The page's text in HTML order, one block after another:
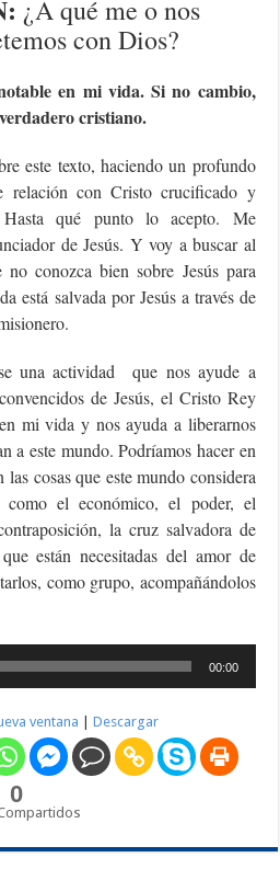
¿A qué me o nos
con Dios?
en mi vida. Si no cambio,
cristiano.
este texto, haciendo un profundo
relación con Cristo crucificado y
qué punto lo acepto. Me
de Jesús. Y voy a buscar al
conozca bien sobre Jesús para
está salvada por Jesús a través de
una actividad que nos ayude a
de Jesús, el Cristo Rey
mi vida y nos ayuda a liberarnos
a este mundo. Podríamos hacer en
cosas que este mundo considera
como el económico, el poder, el
la cruz salvadora de
están necesitadas del amor de
como grupo, acompañándolos
00:00
ventana |Descargar
0